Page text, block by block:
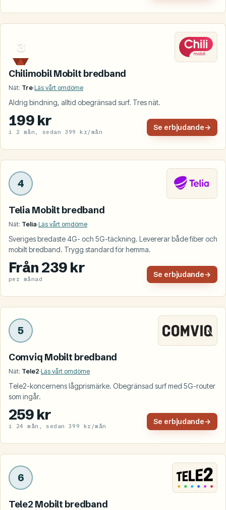
3
Chilimobil Mobilt bredband
Nät: Tre·Läs vårt omdöme
Aldrig bindning, alltid obegränsad surf. Tres nät.
199 kr
i 2 mån, sedan 399 kr/mån Se erbjudande→
4
Telia Mobilt bredband
Nät: Telia·Läs vårt omdöme
Sveriges bredaste 4G- och 5G-täckning. Levererar både fiber och
mobilt bredband. Trygg standard för hemma.
Från 239 kr
per månad Se erbjudande→
5
Comviq Mobilt bredband
Nät: Tele2·Läs vårt omdöme
Tele2-koncernens lågprismärke. Obegränsad surf med 5G-router
som ingår.
259 kr
i 24 mån, sedan 399 kr/mån Se erbjudande→
6
Tele2 Mobilt bredband